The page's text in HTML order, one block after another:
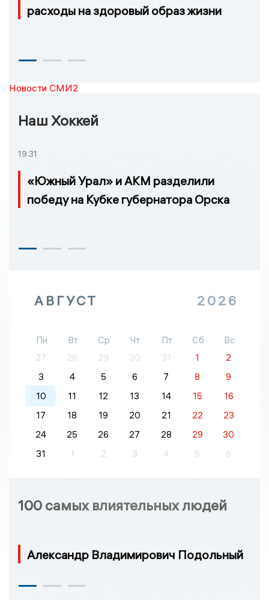
расходы на здоровый образ жизни
Новости СМИ2
Наш Хоккей
19:31
«Южный Урал» и АКМ разделили
победу на Кубке губернатора Орска
АВГУСТ 2026
Пн Вт Ср Чт Пт Сб
Вс
27
28 29 30 31 1
2
3
4 5 6 7 8
9
10
11 12 13 14 15
16
17
18 19 20 21 22
23
24
25 26 27 28 29
30
31
1 2 3 4 5 6
100 самых влиятельных людей
Александр Владимирович Подольный